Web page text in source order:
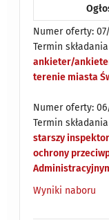
Numer oferty:
Termin
ankieter/
terenie miasta
Numer oferty:
Termin
starszy
ochrony
Wyniki naboru